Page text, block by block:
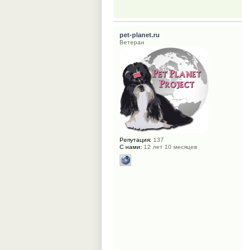
pet-planet.ru
Ветеран
Репутация: 137
С нами: 12 лет 10 месяцев